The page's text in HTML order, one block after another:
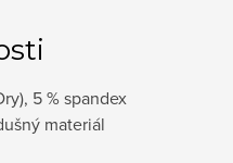
5 % spandex
materiál